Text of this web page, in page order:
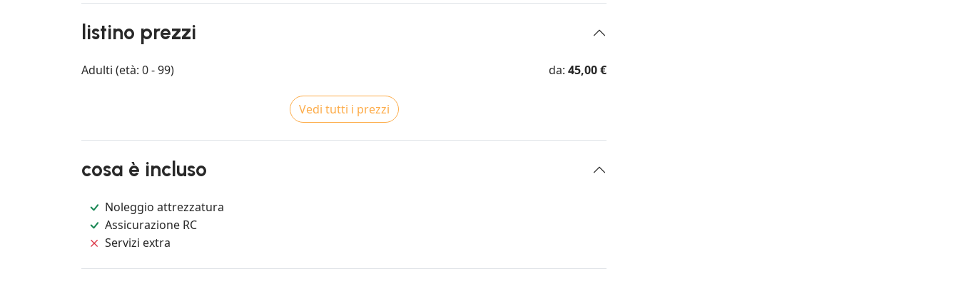
listino prezzi
Adulti (età: 0 - 99) da: 45,00 €
Vedi tutti i prezzi
cosa è incluso
Noleggio attrezzatura
Assicurazione RC
Servizi extra